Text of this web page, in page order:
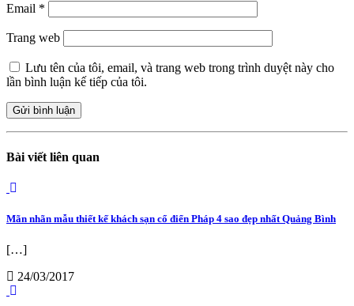
Email *
Trang web
Lưu tên của tôi, email, và trang web trong trình duyệt này cho
lần bình luận kế tiếp của tôi.
Bài viết liên quan
Mãn nhãn mẫu thiết kế khách sạn cổ điển Pháp 4 sao đẹp nhất Quảng Bình
[…]
24/03/2017